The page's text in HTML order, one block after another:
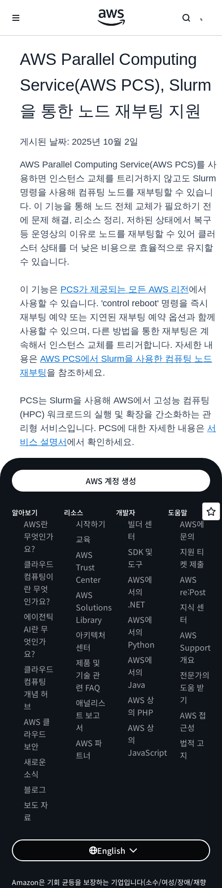
AWS Parallel Computing
Service(AWS PCS), Slurm
을 통한 노드 재부팅 지원
게시된 날짜: 2025년 10월 2일
AWS Parallel Computing Service(AWS PCS)를 사
용하면 인스턴스 교체를 트리거하지 않고도 Slurm
명령을 사용해 컴퓨팅 노드를 재부팅할 수 있습니
다. 이 기능을 통해 노드 전체 교체가 필요하기 전
에 문제 해결, 리소스 정리, 저하된 상태에서 복구
등 운영상의 이유로 노드를 재부팅할 수 있어 클러
스터 상태를 더 낮은 비용으로 효율적으로 유지할
수 있습니다.
이 기능은 PCS가 제공되는 모든 AWS 리전에서
사용할 수 있습니다. 'control reboot' 명령을 즉시
재부팅 예약 또는 지연된 재부팅 예약 옵션과 함께
사용할 수 있으며, 다른 방법을 통한 재부팅은 계
속해서 인스턴스 교체를 트리거합니다. 자세한 내
용은 AWS PCS에서 Slurm을 사용한 컴퓨팅 노드
재부팅을 참조하세요.
PCS는 Slurm을 사용해 AWS에서 고성능 컴퓨팅
(HPC) 워크로드의 실행 및 확장을 간소화하는 관
리형 서비스입니다. PCS에 대한 자세한 내용은 서
비스 설명서 에서 확인하세요.
AWS 계정 생성
알아보기
AWS란
무엇인가
요?
클라우드
컴퓨팅이
란 무엇
인가요?
에이전틱
AI란 무
엇인가
요?
클라우드
컴퓨팅
개념 허
브
AWS 클
라우드
보안
새로운
소식
블로그
보도 자
료
리소스
시작하기
교육
AWS
Trust
Center
AWS
Solutions
Library
아키텍처
센터
제품 및
기술 관
련 FAQ
애널리스
트 보고
서
AWS 파
트너
개발자
빌더 센
터
SDK 및
도구
AWS에
서의
.NET
AWS에
서의
Python
AWS에
서의
Java
AWS 상
의 PHP
AWS 상
의
JavaScript
도움말
AWS에
문의
지원 티
켓 제출
AWS
re:Post
지식 센
터
AWS
Support
개요
전문가의
도움 받
기
AWS 접
근성
법적 고
지
English
Amazon은 기회 균등을 보장하는 기업입니다(소수/여성/장애/재향